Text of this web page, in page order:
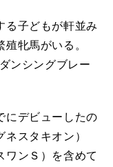
子どもが軒並み
牝馬がいる。
ンシングブレー
デビューしたの
スタキオン）
ワンＳ）を含めて